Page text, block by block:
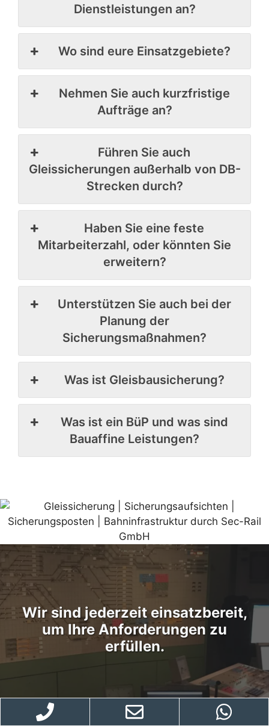
Dienstleistungen an?
Wo sind eure Einsatzgebiete?
Nehmen Sie auch kurzfristige
Aufträge an?
Führen Sie auch
Gleissicherungen außerhalb von DB-
Strecken durch?
Haben Sie eine feste
Mitarbeiterzahl, oder könnten Sie
erweitern?
Unterstützen Sie auch bei der
Planung der
Sicherungsmaßnahmen?
Was ist Gleisbausicherung?
Was ist ein BüP und was sind
Bauaffine Leistungen?
Wir sind jederzeit einsatzbereit,
um Ihre Anforderungen zu
erfüllen.
02327/2992922